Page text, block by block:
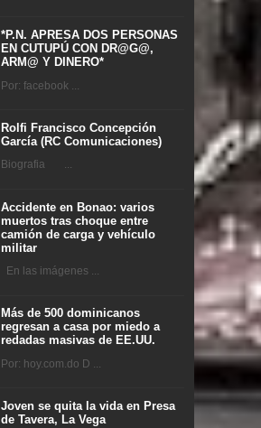
*P.N. APRESA DOS PERSONAS
EN CUTUPÚ CON DR@G@,
ARM@ Y DINERO*
Por: facebook ...
Rolfi Francisco Concepción
García (RC Comunicaciones)
Biografia ...
Accidente en Bonao: varios
muertos tras choque entre
camión de carga y vehículo
militar
En las imágenes ...
Más de 500 dominicanos
regresan a casa por miedo a
redadas masivas de EE.UU.
Por: hoy.com.do D ...
Joven se quita la vida en Presa
de Tavera, La Vega